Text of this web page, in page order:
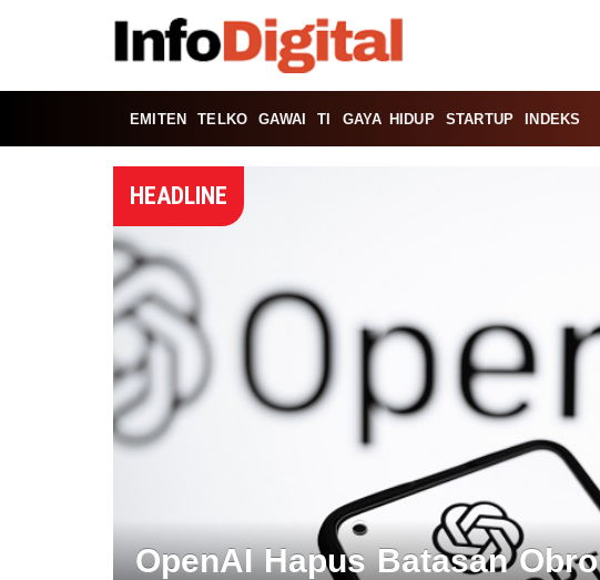
EMITEN TELKO GAWAI TI GAYA HIDUP STARTUP INDEKS
HEADLINE
OpenAI Hapus Batasan